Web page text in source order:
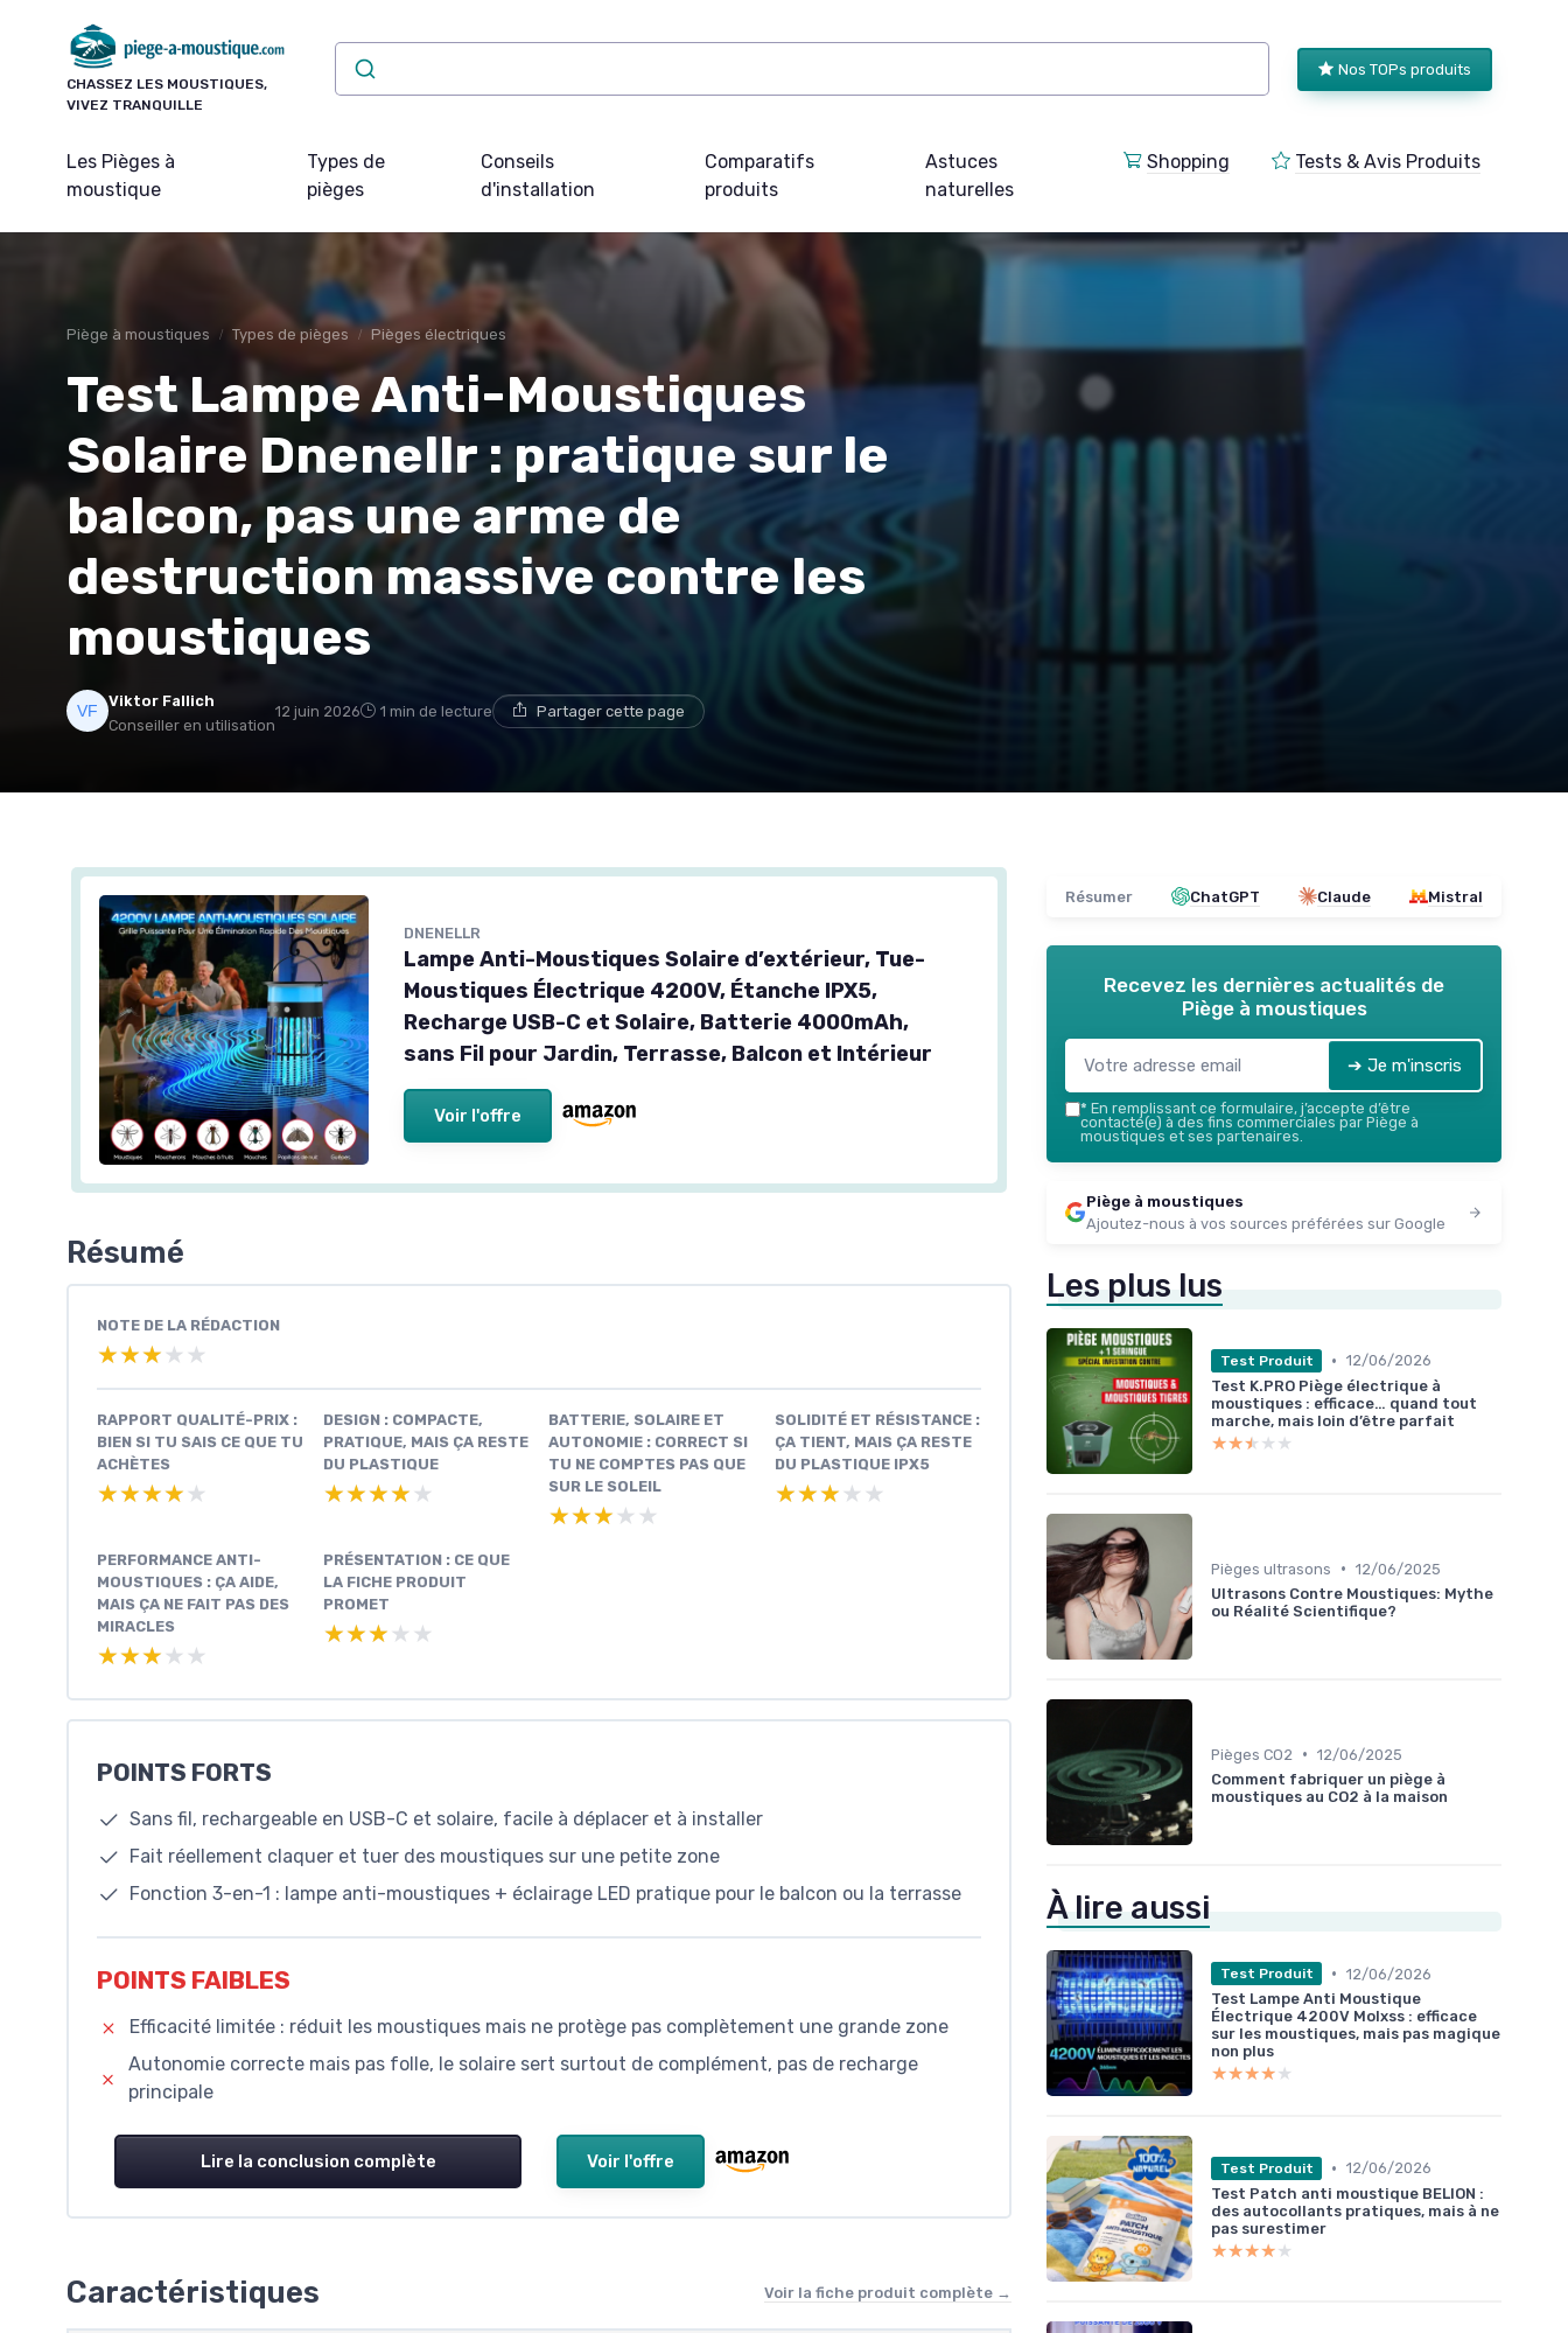
CHASSEZ LES MOUSTIQUES,
VIVEZ TRANQUILLE
Nos TOPs produits
Les Pièges à
moustique
Types de
pièges
Conseils
d'installation
Comparatifs
produits
Astuces
naturelles
Shopping Tests & Avis Produits
Piège à moustiques Types de pièges Pièges électriques
Test Lampe Anti-Moustiques
Solaire Dnenellr : pratique sur le
balcon, pas une arme de
destruction massive contre les
moustiques
Viktor Fallich
Conseiller en utilisation
12 juin 2026 1 min de lecture Partager cette page
DNENELLR
Lampe Anti-Moustiques Solaire d’extérieur, Tue-
Moustiques Électrique 4200V, Étanche IPX5,
Recharge USB-C et Solaire, Batterie 4000mAh,
sans Fil pour Jardin, Terrasse, Balcon et Intérieur
Voir l'offre
Résumé
NOTE DE LA RÉDACTION
★★★★★
★★★★★
RAPPORT QUALITÉ-PRIX :
BIEN SI TU SAIS CE QUE TU
ACHÈTES
★★★★★
★★★★★
DESIGN : COMPACTE,
PRATIQUE, MAIS ÇA RESTE
DU PLASTIQUE
★★★★★
★★★★★
BATTERIE, SOLAIRE ET
AUTONOMIE : CORRECT SI
TU NE COMPTES PAS QUE
SUR LE SOLEIL
★★★★★
★★★★★
SOLIDITÉ ET RÉSISTANCE :
ÇA TIENT, MAIS ÇA RESTE
DU PLASTIQUE IPX5
★★★★★
★★★★★
PERFORMANCE ANTI-
MOUSTIQUES : ÇA AIDE,
MAIS ÇA NE FAIT PAS DES
MIRACLES
★★★★★
★★★★★
PRÉSENTATION : CE QUE
LA FICHE PRODUIT
PROMET
★★★★★
★★★★★
POINTS FORTS
Sans fil, rechargeable en USB-C et solaire, facile à déplacer et à installer
Fait réellement claquer et tuer des moustiques sur une petite zone
Fonction 3-en-1 : lampe anti-moustiques + éclairage LED pratique pour le balcon ou la terrasse
POINTS FAIBLES
Efficacité limitée : réduit les moustiques mais ne protège pas complètement une grande zone
Autonomie correcte mais pas folle, le solaire sert surtout de complément, pas de recharge
principale
Lire la conclusion complète Voir l'offre
Caractéristiques Voir la fiche produit complète →
Résumer ChatGPT Claude Mistral
Recevez les dernières actualités de
Piège à moustiques
➔ Je m'inscris
* En remplissant ce formulaire, j’accepte d’être
contacté(e) à des fins commerciales par Piège à
moustiques et ses partenaires.
Piège à moustiques
Ajoutez-nous à vos sources préférées sur Google
Les plus lus
Test Produit • 12/06/2026
Test K.PRO Piège électrique à
moustiques : efficace… quand tout
marche, mais loin d’être parfait
★★★★★
★★★★★
Pièges ultrasons • 12/06/2025
Ultrasons Contre Moustiques: Mythe
ou Réalité Scientifique?
Pièges CO2 • 12/06/2025
Comment fabriquer un piège à
moustiques au CO2 à la maison
À lire aussi
Test Produit • 12/06/2026
Test Lampe Anti Moustique
Électrique 4200V Molxss : efficace
sur les moustiques, mais pas magique
non plus
★★★★★
★★★★★
Test Produit • 12/06/2026
Test Patch anti moustique BELION :
des autocollants pratiques, mais à ne
pas surestimer
★★★★★
★★★★★